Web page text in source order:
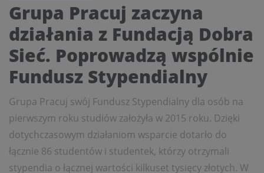
Grupa Pracuj zaczyna
działania z Fundacją Dobra
Sieć. Poprowadzą wspólnie
Fundusz Stypendialny
Grupa Pracuj swój Fundusz Stypendialny dla osób na
pierwszym roku studiów założyła w 2015 roku. Dzięki
dotychczasowym działaniom wsparcie dotarło do
łącznie 86 studentów i studentek, którzy otrzymali
stypendia o łącznej wartości kilkuset tysięcy złotych. W